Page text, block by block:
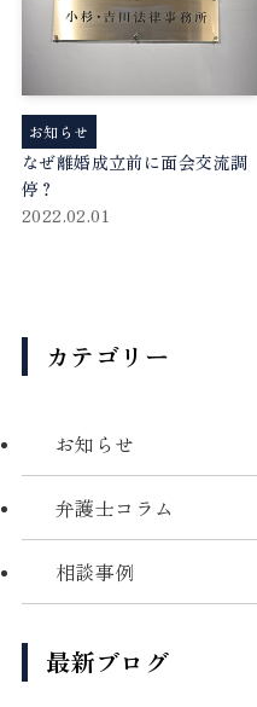
なぜ離婚成立前に面会交流調
停？
2022.02.01
お知らせ
カテゴリー
お知らせ
弁護士コラム
相談事例
最新ブログ